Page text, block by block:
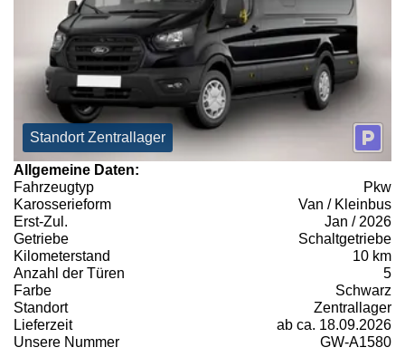
Standort Zentrallager
Allgemeine Daten:
Fahrzeugtyp
Pkw
Karosserieform
Van / Kleinbus
Erst-Zul.
Jan / 2026
Getriebe
Schaltgetriebe
Kilometerstand
10 km
Anzahl der Türen
5
Farbe
Schwarz
Standort
Zentrallager
Lieferzeit
ab ca. 18.09.2026
Unsere Nummer
GW-A1580